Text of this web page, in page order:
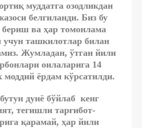
муддатга озодликдан
белгиланди. Биз бу
ва ҳар томонлама
учун ташкилотлар билан
Жумладан, ўтган йили
оилаларига 14
ёрдам кўрсатилди.
дунё бўйлаб кенг
тегишли тарғибот-
қарамай, ҳар йили